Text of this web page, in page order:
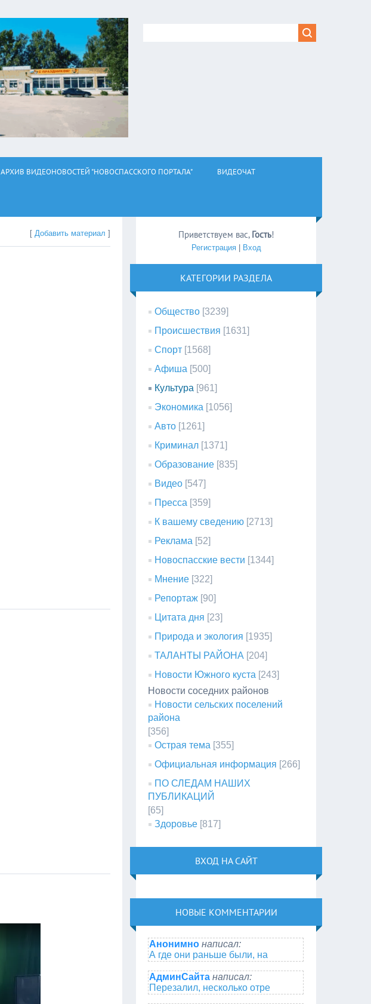
АРХИВ ВИДЕОНОВОСТЕЙ "НОВОСПАССКОГО ПОРТАЛА" ВИДЕОЧАТ
[Добавить материал ] Приветствуем вас, Гость!
Регистрация| Вход
КАТЕГОРИИ РАЗДЕЛА
Общество [3239]
Происшествия [1631]
Спорт [1568]
Афиша [500]
Культура [961]
Экономика [1056]
Авто [1261]
Криминал [1371]
Образование [835]
Видео [547]
Пресса [359]
К вашему сведению [2713]
Реклама [52]
Новоспасские вести [1344]
Мнение [322]
Репортаж [90]
Цитата дня [23]
Природа и экология [1935]
ТАЛАНТЫ РАЙОНА [204]
Новости Южного куста [243]
Новости соседних районов
Новости сельских поселений
района
[356]
Острая тема [355]
Официальная информация [266]
ПО СЛЕДАМ НАШИХ
ПУБЛИКАЦИЙ
[65]
Здоровье [817]
ВХОД НА САЙТ
НОВЫЕ КОММЕНТАРИИ
Анонимно написал:
А где они раньше были, на
АдминСайта написал:
Перезалил, несколько отре